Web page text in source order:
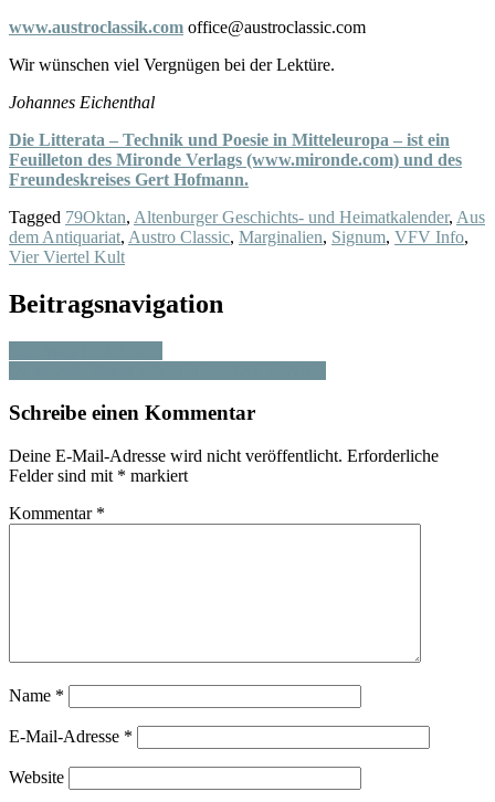
www.austroclassik.com office@austroclassic.com
Wir wünschen viel Vergnügen bei der Lektüre.
Johannes Eichenthal
Die Litterata – Technik und Poesie in Mitteleuropa – ist ein
Feuilleton des Mironde Verlags (www.mironde.com) und des
Freundeskreises Gert Hofmann.
Tagged 79Oktan, Altenburger Geschichts- und Heimatkalender, Aus
dem Antiquariat, Austro Classic, Marginalien, Signum, VFV Info,
Vier Viertel Kult
Beitragsnavigation
Schreibe einen Kommentar
Deine E-Mail-Adresse wird nicht veröffentlicht. Erforderliche
Felder sind mit * markiert
Kommentar *
Name *
E-Mail-Adresse *
Website